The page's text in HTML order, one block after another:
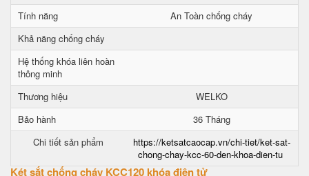
Tính năng
An Toàn chống cháy
Khả năng chống cháy
Hệ thống khóa liên hoàn
thông minh
Thương hiệu
WELKO
Bảo hành
36 Tháng
Chi tiết sản phẩm
https://ketsatcaocap.vn/chi-tiet/ket-sat-
chong-chay-kcc-60-den-khoa-dien-tu
Két sắt chống cháy KCC120 khóa điện tử